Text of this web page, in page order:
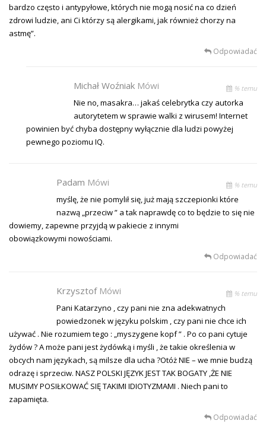
bardzo często i antypyłowe, których nie mogą nosić na co dzień
zdrowi ludzie, ani Ci którzy są alergikami, jak również chorzy na
astmę”.
Odpowiadać
Michał Woźniak Mówi % temu
Nie no, masakra… jakaś celebrytka czy autorka
autorytetem w sprawie walki z wirusem! Internet
powinien być chyba dostępny wyłącznie dla ludzi powyżej
pewnego poziomu IQ.
Padam Mówi % temu
myślę, że nie pomylił się, już mają szczepionki które
nazwą „przeciw ” a tak naprawdę co to będzie to się nie
dowiemy, zapewne przyjdą w pakiecie z innymi
obowiązkowymi nowościami.
Odpowiadać
Krzysztof Mówi % temu
Pani Katarzyno , czy pani nie zna adekwatnych
powiedzonek w języku polskim , czy pani nie chce ich
używać . Nie rozumiem tego : „myszygene kopf ” . Po co pani cytuje
żydów ? A może pani jest żydówką i myśli , że takie określenia w
obcych nam językach, są milsze dla ucha ?Otóż NIE – we mnie budzą
odrazę i sprzeciw. NASZ POLSKI JĘZYK JEST TAK BOGATY ,ŻE NIE
MUSIMY POSIŁKOWAĆ SIĘ TAKIMI IDIOTYZMAMI . Niech pani to
zapamięta.
Odpowiadać